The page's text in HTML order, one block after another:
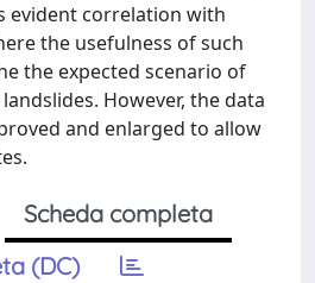
evident correlation with
the usefulness of such
the expected scenario of
However, the data
and enlarged to allow
Scheda completa
(DC)